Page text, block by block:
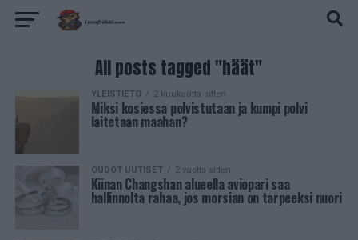
All posts tagged "häät"
YLEISTIETO 2 kuukautta sitten
Miksi kosiessa polvistutaan ja kumpi polvi
laitetaan maahan?
OUDOT UUTISET 2 vuotta sitten
Kiinan Changshan alueella aviopari saa
hallinnolta rahaa, jos morsian on tarpeeksi nuori